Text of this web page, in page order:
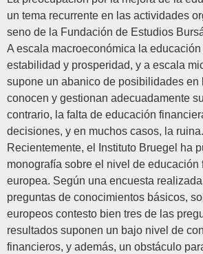
un tema recurrente en las actividades
seno de la Fundación de Estudios
A escala macroeconómica la
estabilidad y prosperidad, y a escala
supone un abanico de posibilidades en
conocen y gestionan adecuadamente
contrario, la falta de educación
decisiones, y en muchos casos, la ruina.
Recientemente, el
Instituto Bruegel ha
monografía sobre el nivel de educación
europea. Según una encuesta
preguntas de conocimientos básicos,
europeos contesto bien tres de las
resultados suponen un bajo nivel de
financieros, y además, un obstáculo